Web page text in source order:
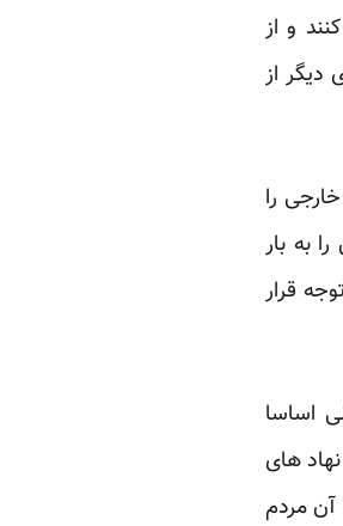
و از
دیگر از
را
به بار
قرار
اساسا
های
مردم